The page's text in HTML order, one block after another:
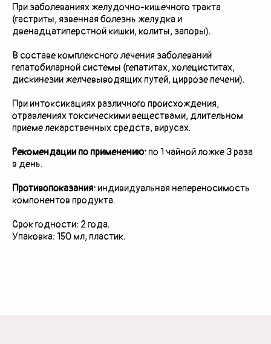
При заболеваниях желудочно-кишечного тракта
(гастриты, язвенная болезнь желудка и
двенадцатиперстной кишки, колиты, запоры).
В составе комплексного лечения заболеваний
гепатобиларной системы (гепатитах, холециститах,
дискинезии желчевыводящих путей, циррозе печени).
При интоксикациях различного происхождения,
отравлениях токсическими веществами, длительном
приеме лекарственных средств, вирусах.
Рекомендации по применению:по 1 чайной ложке 3 раза
в день.
Противопоказания:индивидуальная непереносимость
компонентов продукта.
Срок годности: 2 года.
Упаковка: 150 мл, пластик.